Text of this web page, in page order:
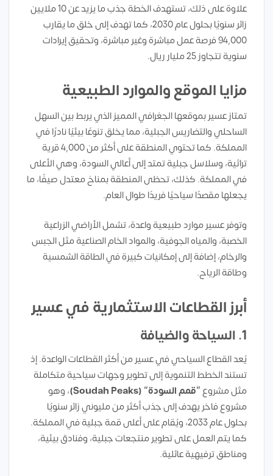
علاوة على ذلك، تستهدف الخطة جذب ما يزيد عن 10 ملايين
زائر سنويًا بحلول عام 2030، كما تهدف إلى خلق ما يقارب
94,000 فرصة عمل مباشرة وغير مباشرة، وتحقيق إيرادات
سنوية تتجاوز 25 مليار ريال.
مزايا الموقع والموارد الطبيعية
تمتاز عسير بموقعها الجغرافي المميز الذي يربط بين السهل
الساحلي والتضاريس الجبلية، مما يخلق تنوعًا بيئيًا نادرًا في
المملكة. كما تحتوي المنطقة على أكثر من 4,000 قرية
تراثية، وسلاسل جبلية تمتد إلى أعالي السودة، وهي الأعلى
في المملكة. كذلك، تحظى المنطقة بمناخ معتدل صيفًا، ما
يجعلها مقصدًا سياحيًا فريدًا طوال العام.
وتوفر عسير موارد طبيعية واعدة، تشمل الأراضي الزراعية
الخصبة، والمياه الجوفية، والمواد الخام الصناعية مثل الجبس
والرخام، إضافة إلى إمكانيات كبيرة في الطاقة الشمسية
وطاقة الرياح.
أبرز القطاعات الاستثمارية في عسير
1. السياحة والضيافة
يُعد القطاع السياحي في عسير من أكثر القطاعات الواعدة. إذ
تستند الخطط التنموية إلى تطوير وجهات سياحية متكاملة
مثل مشروع“قمم السودة” (Soudah Peaks)
، وهو
مشروع فاخر يهدف إلى جذب أكثر من مليوني زائر سنويًا
بحلول عام 2033، ويُقام على أعلى قمة جبلية في المملكة.
كما يتم العمل على تطوير منتجعات جبلية، وفنادق بيئية،
ومناطق ترفيهية عائلية.